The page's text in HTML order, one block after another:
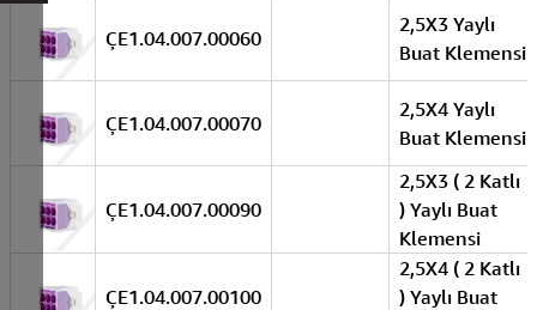
ÇE1.04.007.00060
2,5X3 Yaylı
Buat Klemensi
ÇE1.04.007.00070
2,5X4 Yaylı
Buat Klemensi
ÇE1.04.007.00090
2,5X3 ( 2 Katlı
) Yaylı Buat
Klemensi
ÇE1.04.007.00100
2,5X4 ( 2 Katlı
) Yaylı Buat